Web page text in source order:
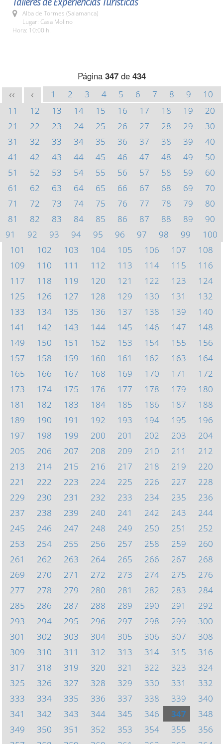
Alba de Tormes (Salamanca)
Lugar: Casa Molino
Hora: 10:00 h.
Página 347de 434
<< < 1 2 3 4 5 6 7 8 9
10
11
12 13 14 15 16 17 18 19
20
21
22 23 24 25 26 27 28 29
30
31
32 33 34 35 36 37 38 39
40
41
42 43 44 45 46 47 48 49
50
51
52 53 54 55 56 57 58 59
60
61
62 63 64 65 66 67 68 69
70
71
72 73 74 75 76 77 78 79
80
81
82 83 84 85 86 87 88 89
90
91
92 93 94 95 96 97 98 99
100
101
102 103 104 105 106 107
108
109
110 111 112 113 114 115
116
117
118 119 120 121 122 123
124
125
126 127 128 129 130 131
132
133
134 135 136 137 138 139
140
141
142 143 144 145 146 147
148
149
150 151 152 153 154 155
156
157
158 159 160 161 162 163
164
165
166 167 168 169 170 171
172
173
174 175 176 177 178 179
180
181
182 183 184 185 186 187
188
189
190 191 192 193 194 195
196
197
198 199 200 201 202 203
204
205
206 207 208 209 210 211
212
213
214 215 216 217 218 219
220
221
222 223 224 225 226 227
228
229
230 231 232 233 234 235
236
237
238 239 240 241 242 243
244
245
246 247 248 249 250 251
252
253
254 255 256 257 258 259
260
261
262 263 264 265 266 267
268
269
270 271 272 273 274 275
276
277
278 279 280 281 282 283
284
285
286 287 288 289 290 291
292
293
294 295 296 297 298 299
300
301
302 303 304 305 306 307
308
309
310 311 312 313 314 315
316
317
318 319 320 321 322 323
324
325
326 327 328 329 330 331
332
333
334 335 336 337 338 339
340
341
342 343 344 345 346 347
348
349
350 351 352 353 354 355
356